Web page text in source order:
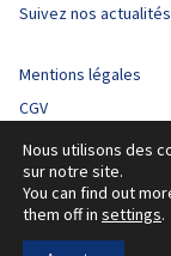
Suivez nos actualités
Mentions légales
CGV
Nous utilisons des
sur notre site.
You can find out
them off in settings.